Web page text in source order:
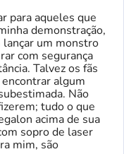
para aqueles que
demonstração,
um monstro
com segurança
Talvez os fãs
algum
Não
tudo o que
acima de sua
sopro de laser
mim, são